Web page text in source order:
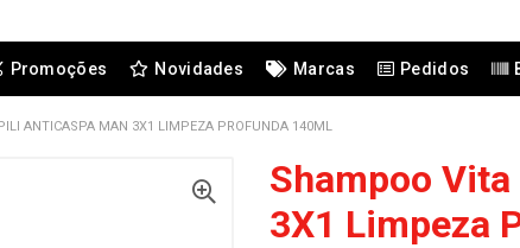
Promoções Novidades Marcas Pedidos
ANTICASPA MAN 3X1 LIMPEZA PROFUNDA 140ML
Shampoo
3X1 Limpeza